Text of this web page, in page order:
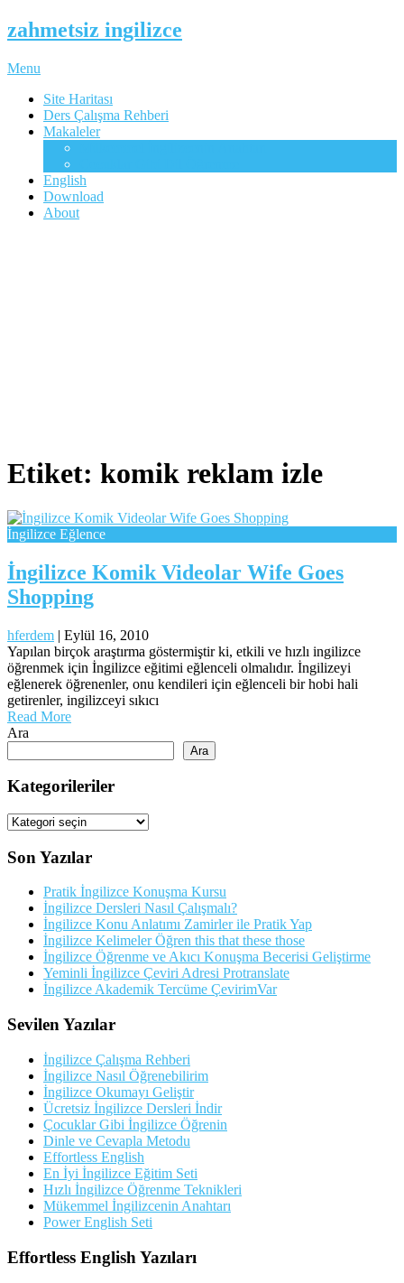
zahmetsiz ingilizce
Menu
Site Haritası
Ders Çalışma Rehberi
Makaleler
English
Download
About
Etiket: komik reklam izle
İngilizce Eğlence
İngilizce Komik Videolar Wife Goes
Shopping
hferdem | Eylül 16, 2010
Yapılan birçok araştırma göstermiştir ki, etkili ve hızlı ingilizce
öğrenmek için İngilizce eğitimi eğlenceli olmalıdır. İngilizeyi
eğlenerek öğrenenler, onu kendileri için eğlenceli bir hobi hali
getirenler, ingilizceyi sıkıcı
Read More
Ara
Ara
Kategorileriler
Kategorileriler
Son Yazılar
Pratik İngilizce Konuşma Kursu
İngilizce Dersleri Nasıl Çalışmalı?
İngilizce Konu Anlatımı Zamirler ile Pratik Yap
İngilizce Kelimeler Öğren this that these those
İngilizce Öğrenme ve Akıcı Konuşma Becerisi Geliştirme
Yeminli İngilizce Çeviri Adresi Protranslate
İngilizce Akademik Tercüme ÇevirimVar
Sevilen Yazılar
İngilizce Çalışma Rehberi
İngilizce Nasıl Öğrenebilirim
İngilizce Okumayı Geliştir
Ücretsiz İngilizce Dersleri İndir
Çocuklar Gibi İngilizce Öğrenin
Dinle ve Cevapla Metodu
Effortless English
En İyi İngilizce Eğitim Seti
Hızlı İngilizce Öğrenme Teknikleri
Mükemmel İngilizcenin Anahtarı
Power English Seti
Effortless English Yazıları